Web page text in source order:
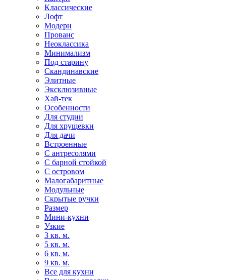
Классические
Лофт
Модерн
Прованс
Неоклассика
Минимализм
Под старину
Скандинавские
Элитные
Эксклюзивные
Хай-тек
Особенности
Для студии
Для хрущевки
Для дачи
Встроенные
С антресолями
С барной стойкой
С островом
Малогабаритные
Модульные
Скрытые ручки
Размер
Мини-кухни
Узкие
3 кв. м.
5 кв. м.
6 кв. м.
9 кв. м.
Все для кухни